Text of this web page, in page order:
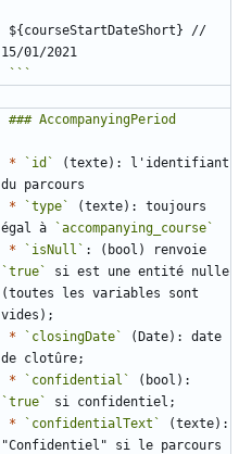
${courseStartDateShort} //
```
* `id`
(texte): l'identifiant
*
`type`
(texte): toujours
égal à
`accompanying_course`
*
`isNull`
`true`
si est une entité nulle
(toutes les variables sont
*
`closingDate`
(Date): date
*
`confidential`
`true`
*
`confidentialText`
(texte):
"Confidentiel" si le parcours